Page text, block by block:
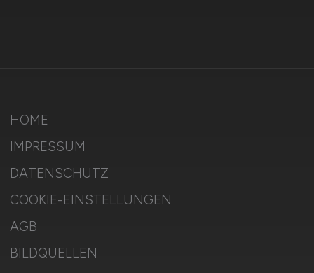
HOME
IMPRESSUM
DATENSCHUTZ
COOKIE-EINSTELLUNGEN
AGB
BILDQUELLEN